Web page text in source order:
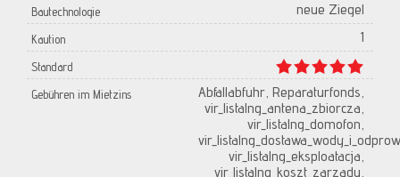
Bautechnologie neue Ziegel
Kaution 1
Standard
Gebühren im Mietzins
Abfallabfuhr, Reparaturfonds,
vir_listalng_antena_zbiorcza,
vir_listalng_domofon,
vir_listalng_eksploatacja,
vir_listalng_koszt_zarzadu,